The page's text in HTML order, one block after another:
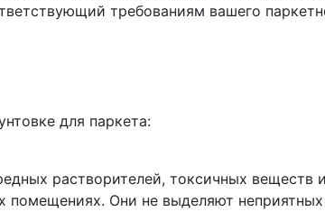
требованиям вашего
для паркета:
растворителей, токсичных веществ
помещениях. Они не выделяют